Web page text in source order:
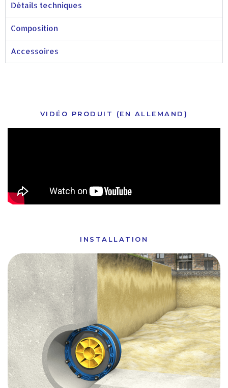
Détails techniques
Composition
Accessoires
VIDÉO PRODUIT (EN ALLEMAND)
INSTALLATION